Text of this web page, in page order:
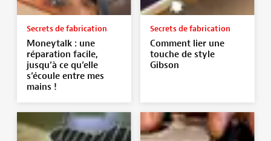
Secrets de fabrication
Moneytalk : une
réparation facile,
jusqu’à ce qu’elle
s’écoule entre mes
mains !
Secrets de fabrication
Comment lier une
touche de style
Gibson